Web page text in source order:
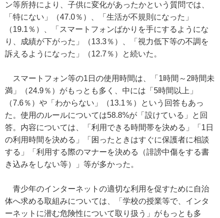
ン等所持により、子供に変化があったかという質問では、
「特にない」（47.0％）、「生活が不規則になった」
（19.1％）、「スマートフォンばかりを手にするようにな
り、成績が下がった」（13.3％）、「視力低下等の不調を
訴えるようになった」（12.7％）と続いた。
スマートフォン等の1日の使用時間は、「1時間～2時間未
満」（24.9％）がもっとも多く、中には「5時間以上」
（7.6％）や「わからない」（13.1％）という回答もあっ
た。使用のルールについては58.8%が「設けている」と回
答。内容については、「利用できる時間帯を決める」「1日
の利用時間を決める」「困ったときはすぐに保護者に相談
する」「利用する際のマナーを決める（誹謗中傷をする書
き込みをしない等）」等が多かった。
青少年のインターネットの適切な利用を促すために自治
体へ求める取組みについては、「学校の授業等で、インタ
ーネットに潜む危険性について取り扱う」がもっとも多